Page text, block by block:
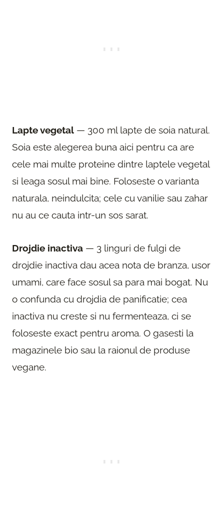
Lapte vegetal — 300 ml lapte de soia natural.
Soia este alegerea buna aici pentru ca are
cele mai multe proteine dintre laptele vegetal
si leaga sosul mai bine. Foloseste o varianta
naturala, neindulcita; cele cu vanilie sau zahar
nu au ce cauta intr-un sos sarat.
Drojdie inactiva — 3 linguri de fulgi de
drojdie inactiva dau acea nota de branza, usor
umami, care face sosul sa para mai bogat. Nu
o confunda cu drojdia de panificatie; cea
inactiva nu creste si nu fermenteaza, ci se
foloseste exact pentru aroma. O gasesti la
magazinele bio sau la raionul de produse
vegane.